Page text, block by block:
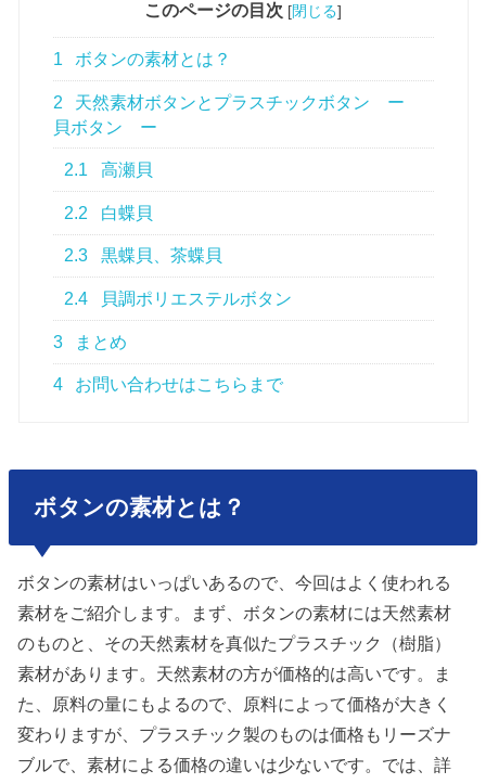
このページの目次 [閉じる]
1 ボタンの素材とは？
2
天然素材ボタンとプラスチックボタン ー
貝ボタン ー
2.1 高瀬貝
2.2 白蝶貝
2.3 黒蝶貝、茶蝶貝
2.4 貝調ポリエステルボタン
3 まとめ
4 お問い合わせはこちらまで
ボタンの素材とは？
ボタンの素材はいっぱいあるので、今回はよく使われる
素材をご紹介します。まず、ボタンの素材には天然素材
のものと、その天然素材を真似たプラスチック（樹脂）
素材があります。天然素材の方が価格的は高いです。ま
た、原料の量にもよるので、原料によって価格が大きく
変わりますが、プラスチック製のものは価格もリーズナ
ブルで、素材による価格の違いは少ないです。では、詳